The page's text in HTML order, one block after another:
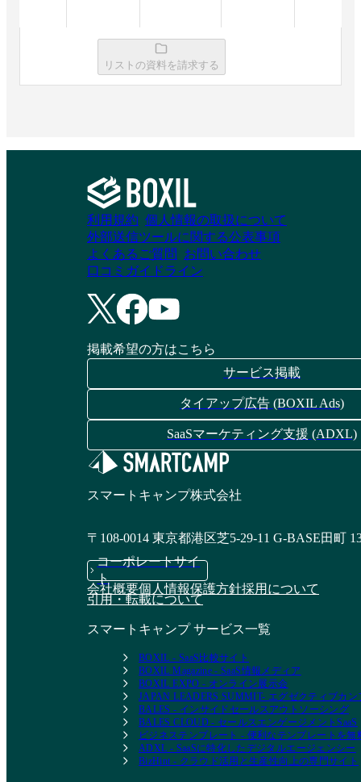
パナソニック デジタ
ルのシステム脆弱性
One™ Cloud Security
TrendAI Vision
One™ Container
資料請求リストに追加
TrendAI Vision
One™ Cyber Risk
Exposure
Management
性リスク管理ツー
資料請求リストに追加
KeeperPAM
資料請求リストに追加
ヤグラ セキュリティ
プラットフォーム
資料請求リストに追加
Aikido Security
リストの資料を請求する
利用規約 個人情報の取扱について
外部送信ツールに関する公表事項
よくあるご質問
お問い合わせ
口コミガイドライン
掲載希望の方はこちら
サービス掲載
タイアップ広告 (BOXIL Ads)
SaaSマーケティング支援 (ADXL)
スマートキャンプ株式会社
〒108-0014 東京都港区芝5-29-11 G-BASE田町
コーポレートサイ
ト
会社概要個人情報保護方針採用について
引用・転載について
スマートキャンプ サービス一覧
BOXIL - SaaS比較サイト
BOXIL Magazine - SaaS情報メディア
BOXIL EXPO - オンライン展示会
JAPAN LEADERS SUMMIT- エグゼクティブカン
BALES - インサイドセールスアウトソーシング
BALES CLOUD - セールスエンゲージメントSaaS
ビジネステンプレート - 便利なテンプレートを無
ADXL - SaaSに特化したデジタルエージェンシー
BizHint - クラウド活用と生産性向上の専門サイト